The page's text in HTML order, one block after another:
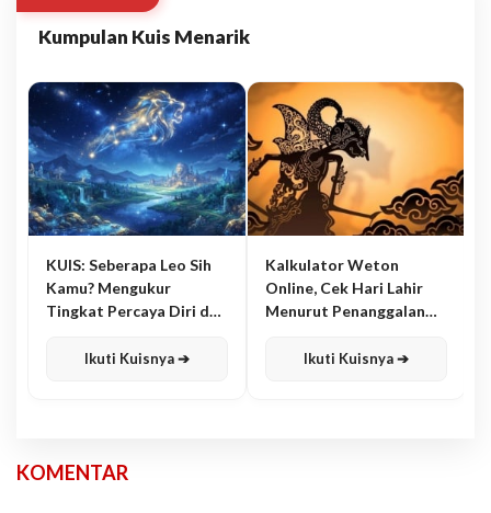
Kumpulan Kuis Menarik
KUIS: Seberapa Leo Sih
Kamu? Mengukur
Tingkat Percaya Diri dan
Ikuti Kuisnya ➔
Kalkulator Weton
Online, Cek Hari Lahir
Menurut Penanggalan
Ikuti Kuisnya ➔
KOMENTAR